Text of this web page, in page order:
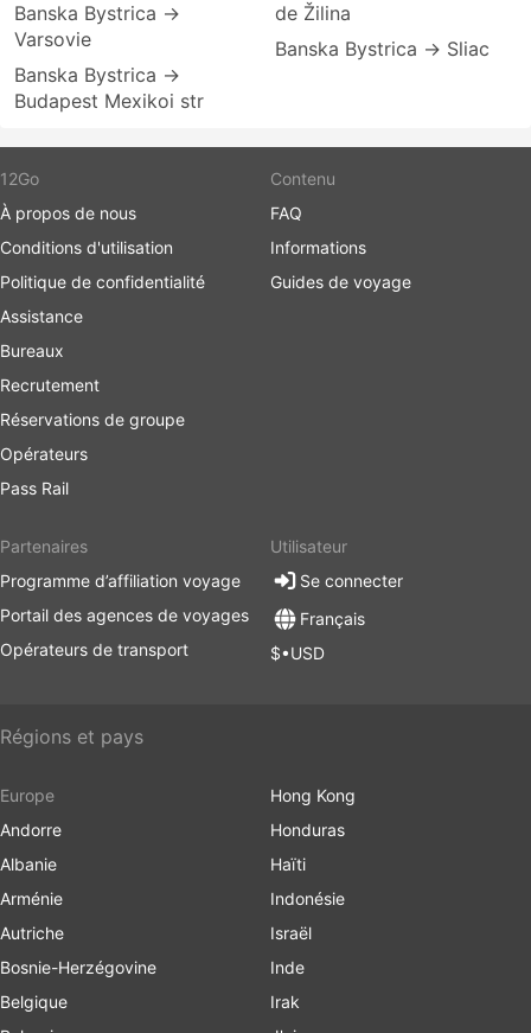
Banska Bystrica →
Varsovie
Banska Bystrica →
Budapest Mexikoi str
de Žilina
Banska Bystrica → Sliac
12Go
À propos de nous
Conditions d'utilisation
Politique de confidentialité
Assistance
Bureaux
Recrutement
Réservations de groupe
Opérateurs
Pass Rail
Contenu
FAQ
Informations
Guides de voyage
Partenaires
Programme d’affiliation voyage
Portail des agences de voyages
Opérateurs de transport
Utilisateur
Se connecter
Français
$•USD
Régions et pays
Europe
Andorre
Albanie
Arménie
Autriche
Bosnie-Herzégovine
Belgique
Hong Kong
Honduras
Haïti
Indonésie
Israël
Inde
Irak